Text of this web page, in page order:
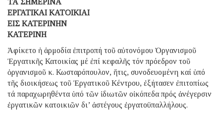
ΕΡΓΑΤΙΚΑΙ ΚΑΤΟΙΚΙΑΙ
ΕΙΣ ΚΑΤΕΡΙΝΗΝ
ΚΑΤΕΡΙΝΗ
Ἀφίκετο ἡ ἁρμοδία ἐπιτροπή τοῦ αὐτονόμου Ὀργανισμοῦ
Ἐργατικῆς Κατοικίας μέ ἐπί κεφαλῆς τόν πρόεδρον τοῦ
ὀργανισμοῦ κ. Κωσταρόπουλον, ἥτις, συνοδευομένη καί ὑπό
τῆς διοικήσεως τοῦ Ἐργατικοῦ Κέντρου, ἐξήτασεν ἐπιτοπίως
τά παραχωρηθέντα ὑπό τῶν ἰδιωτῶν οἰκόπεδα πρός ἀνέγερσιν
ἐργατικῶν κατοικιῶν δι’ ἀστέγους ἐργατοϋπαλλήλους.